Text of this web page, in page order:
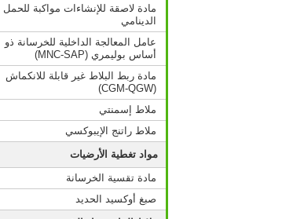
مادة لاصقة للإنشاءات مواكبة للحمل
الدينامي
عامل المعالجة الداخلية للخرسانة ذو
أساس بوليمري (MNC-SAP)
مادة ربط البلاط غير قابلة للانكماش
(CGM-QGW)
ملاط إسمنتي
ملاط راتنج الإيبوكسي
مواد تغطية الأرضيات
مادة تقسية الخرسانة
صبغ أوكسيد الحديد